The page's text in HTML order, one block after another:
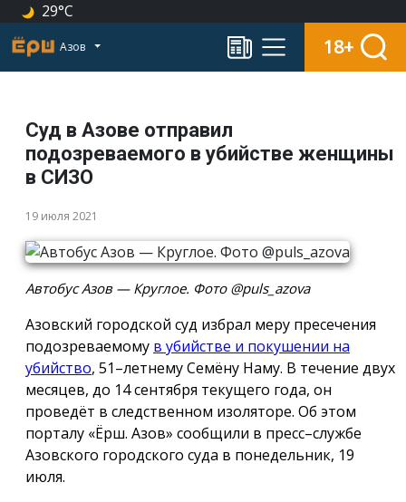
29°C
Азов 18+
Суд в Азове отправил
подозреваемого в убийстве женщины
в СИЗО
19 июля 2021
Автобус Азов — Круглое. Фото @puls_azova
Азовский городской суд избрал меру пресечения
подозреваемому в убийстве и покушении на
убийство, 51–летнему Семёну Наму. В течение двух
месяцев, до 14 сентября текущего года, он
проведёт в следственном изоляторе. Об этом
порталу «Ёрш. Азов» сообщили в пресс–службе
Азовского городского суда в понедельник, 19
июля.